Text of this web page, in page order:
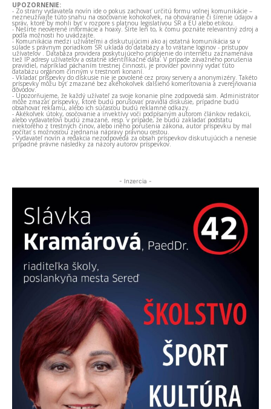
UPOZORNENIE:
- Zo strany vydavateľa novín ide o pokus zachovať určitú formu voľnej komunikácie –
nezneužívajte túto snahu na osočovanie kohokoľvek, na ohováranie či šírenie údajov a
správ, ktoré by mohli byť v rozpore s platnou legislatívou SR a EÚ alebo etikou.
- Nešírte neoverené informácie a hoaxy. Šírte len to, k čomu poznáte relevantný zdroj a
podľa možnosti ho uvádzajte.
- Komunikácia medzi užívateľmi a diskutujúcimi ako aj ostatná komunikácia sa v
súlade s právnym poriadkom SR ukladá do databázy a to vrátane loginov - prístupov
užívateľov . Databáza providera poskytujúceho pripojenie do internetu zaznamenáva
tiež IP adresy užívateľov a ostatné identifikačné dáta. V prípade závažného porušenia
pravidiel, napríklad páchaním trestnej činnosti, je provider povinný vydať túto
databázu orgánom činným v trestnom konaní.
- Vkladať príspevky do diskusie nie je povolené cez proxy servery a anonymizéry. Takéto
príspevky môžu byť zmazané bez akéhokoľvek ďalšieho komentovania a zverejňovania
dôvodov.
- Upozorňujeme, že každý užívateľ za svoje konanie plne zodpovedá sám. Administrátor
môže zmazať príspevky, ktoré budú porušovať pravidlá diskusie, prípadne budú
obsahovať reklamu, alebo ich súčasťou budú reklamné odkazy.
- Akékoľvek útoky, osočovanie a invektívy voči podpísaným autorom článkov redakcii,
alebo vydavateľovi budú zmazané, resp. v prípade, že budú zakladať podstatu
niektorého z trestných činov, alebo iného porušenia zákona, autor príspevku by mal
počítať s možnosťou zjednania nápravy právnou cestou.
- Vydavateľ novín a redakcia nezodpovedá za obsah príspevkov diskutujúcich a nenesie
prípadné právne následky za názory autorov príspevkov.
- Inzercia -